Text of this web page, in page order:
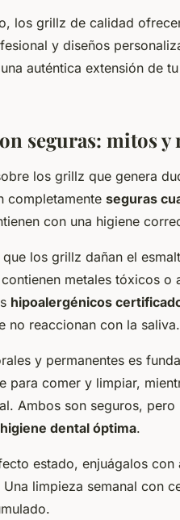
los grillz de calidad
y diseños
auténtica extensión de
seguras: mitos y
los grillz que genera
completamente seguras
con una higiene
los grillz dañan el
metales tóxicos o
hipoalergénicos
no reaccionan con la saliva.
y permanentes es
para comer y limpiar,
Ambos son seguros,
higiene dental óptima.
estado, enjuágalos
limpieza semanal con